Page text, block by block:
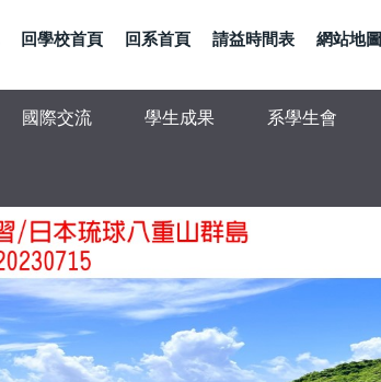
回學校首頁 回系首頁 請益時間表 網站地圖
國際交流 學生成果 系學生會